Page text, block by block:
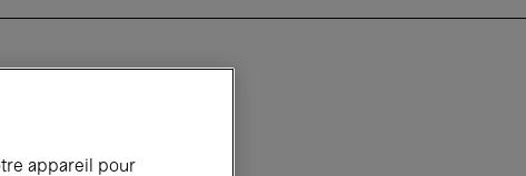
appareil pour